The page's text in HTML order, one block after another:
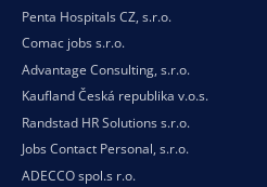
Penta Hospitals CZ, s.r.o.
Comac jobs s.r.o.
Advantage Consulting, s.r.o.
Kaufland Česká republika v.o.s.
Randstad HR Solutions s.r.o.
Jobs Contact Personal, s.r.o.
ADECCO spol.s r.o.